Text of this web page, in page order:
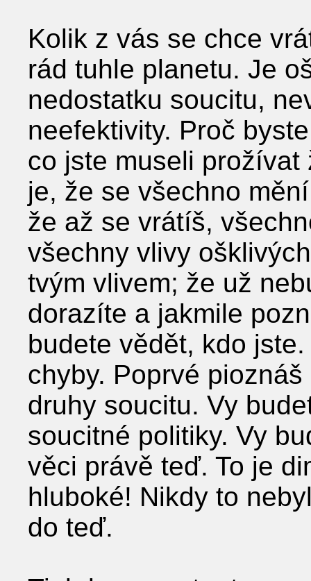
Kolik z vás se chce
rád tuhle planetu. Je
nedostatku soucitu,
neefektivity. Proč
co jste museli
je, že se všechno
že až se vrátíš,
všechny vlivy
tvým vlivem; že už
dorazíte a jakmile
budete vědět, kdo
chyby. Poprvé
druhy soucitu. Vy
soucitné politiky. Vy
věci právě teď. To je
hluboké! Nikdy to
do teď.